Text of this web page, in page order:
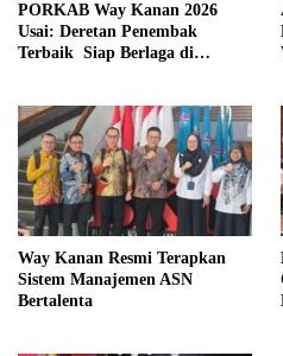
PORKAB Way Kanan 2026
Usai: Deretan Penembak
Terbaik Siap Berlaga di
Way Kanan Resmi Terapkan
Sistem Manajemen ASN
Bertalenta